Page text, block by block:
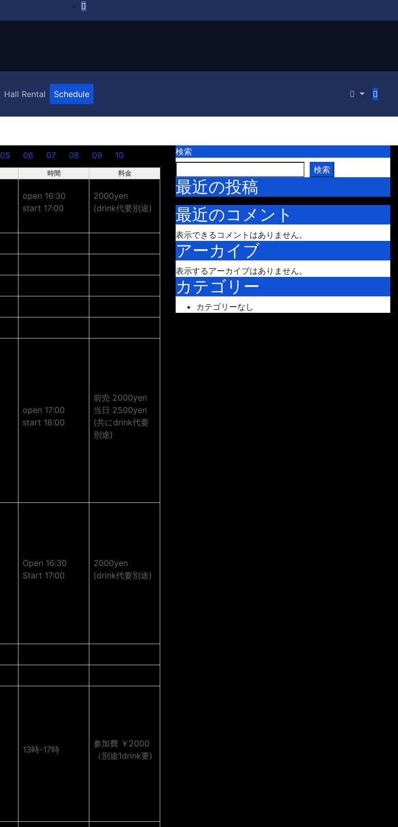
Hall Rental Schedule
05 06 07 08 09 10
時間 料金
open 16:30
start 17:00
2000yen
(drink代要別途)
open 17:00
start 18:00
前売 2000yen
当日 2500yen
(共にdrink代要
別途)
Open 16:30
Start 17:00
2000yen
(drink代要別途)
13時-17時
参加費 ￥2000
（別途1drink要)
検索
検索
最近の投稿
最近のコメント
表示できるコメントはありません。
アーカイブ
表示するアーカイブはありません。
カテゴリー
カテゴリーなし